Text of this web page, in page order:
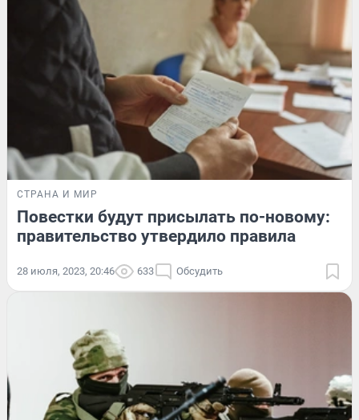
СТРАНА И МИР
Повестки будут присылать по-новому:
правительство утвердило правила
28 июля, 2023, 20:46 633 Обсудить